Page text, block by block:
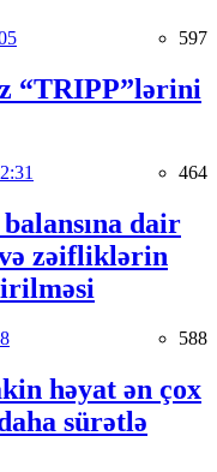
597
“TRIPP”lərini
464
dair
zəifliklərin
588
həyat ən çox
sürətlə